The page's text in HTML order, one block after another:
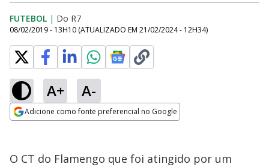
FUTEBOL | Do R7
08/02/2019 - 13H10 (ATUALIZADO EM 21/02/2024 - 12H34)
A+ A-
Adicione como fonte preferencial no Google
O CT do Flamengo que foi atingido por um